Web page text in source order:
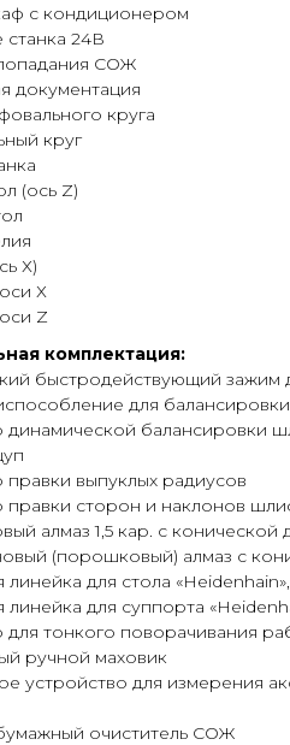
с кондиционером
24В
СОЖ
документация
круга
круг
(ось Z)
Х)
Х
Z
комплектация:
быстродействующий зажим
для
динамической балансировки
правки выпуклых радиусов
правки сторон и наклонов
алмаз 1,5 кар. с
(порошковый) алмаз с
линейка для стола
линейка для суппорта
для тонкого поворачивания
ручной маховик
устройство для измерения
очиститель СОЖ